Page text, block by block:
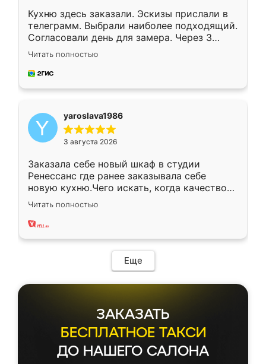
Кухню здесь заказали. Эскизы прислали в
телеграмм. Выбрали наиболее подходящий.
Согласовали день для замера. Через 3
недели кухня была уже готова. Остались
довольны работой. Спасибо Ренессанс
мебель за качественную работу!
Читать полностью
yaroslava1986
3 августа 2026
Заказала себе новый шкаф в студии
Ренессанс где ранее заказывала себе
новую кухню.Чего искать, когда качеством
вполне довольна. Служит кухня уже почти
два года, нареканий нет.
Читать полностью
Еще
ЗАКАЗАТЬ
БЕСПЛАТНОЕ ТАКСИ
ДО НАШЕГО САЛОНА